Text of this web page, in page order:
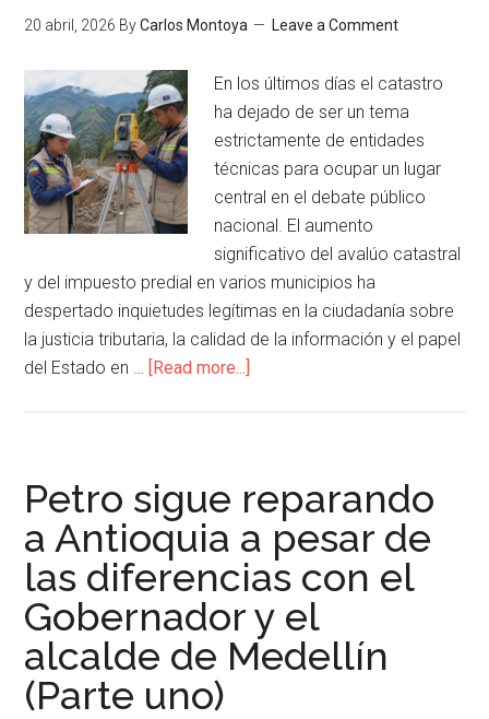
20 abril, 2026 ByCarlos Montoya Leave a Comment
En los últimos días el catastro
ha dejado de ser un tema
estrictamente de entidades
técnicas para ocupar un lugar
central en el debate público
nacional. El aumento
significativo del avalúo catastral
y del impuesto predial en varios municipios ha
despertado inquietudes legítimas en la ciudadanía sobre
la justicia tributaria, la calidad de la información y el papel
del Estado en … [Read more...]
Petro sigue reparando
a Antioquia a pesar de
las diferencias con el
Gobernador y el
alcalde de Medellín
(Parte uno)